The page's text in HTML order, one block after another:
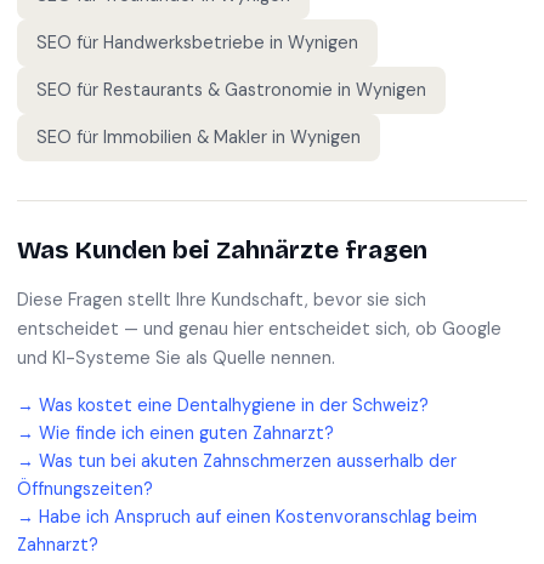
SEO für Handwerksbetriebe in Wynigen
SEO für Restaurants & Gastronomie in Wynigen
SEO für Immobilien & Makler in Wynigen
Was Kunden bei Zahnärzte fragen
Diese Fragen stellt Ihre Kundschaft, bevor sie sich
entscheidet — und genau hier entscheidet sich, ob Google
und KI-Systeme Sie als Quelle nennen.
→ Was kostet eine Dentalhygiene in der Schweiz?
→ Wie finde ich einen guten Zahnarzt?
→ Was tun bei akuten Zahnschmerzen ausserhalb der
Öffnungszeiten?
→ Habe ich Anspruch auf einen Kostenvoranschlag beim
Zahnarzt?